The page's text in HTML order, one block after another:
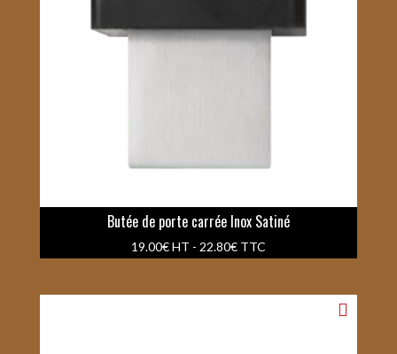
Butée de porte carrée Inox Satiné
19.00€HT - 22.80€TTC